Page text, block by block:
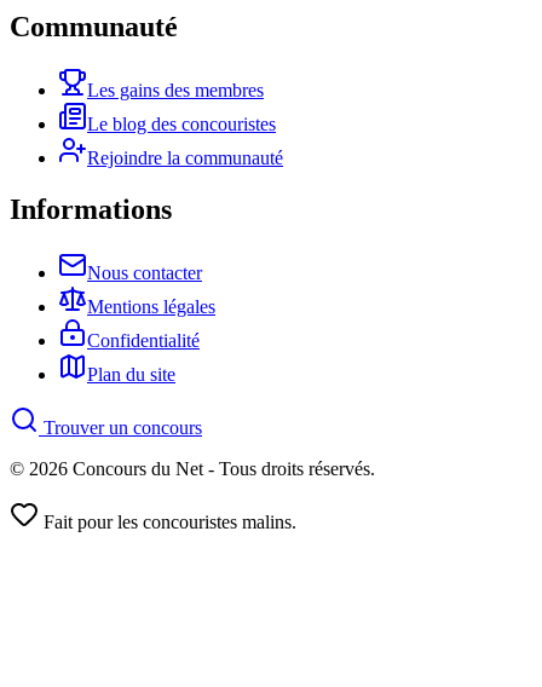
Communauté
Les gains des membres
Le blog des concouristes
Rejoindre la communauté
Informations
Nous contacter
Mentions légales
Confidentialité
Plan du site
Trouver un concours
© 2026 Concours du Net - Tous droits réservés.
Fait pour les concouristes malins.